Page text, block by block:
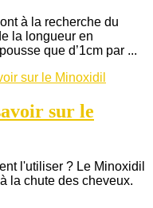
à la recherche du
la longueur en
que d’1cm par ...
sur le
l'utiliser ? Le Minoxidil
la chute des cheveux.